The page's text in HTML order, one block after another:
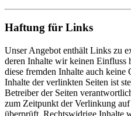
Haftung für Links
Unser Angebot enthält Links zu
deren Inhalte wir keinen Einfluss
diese fremden Inhalte auch keine
Inhalte der verlinkten Seiten ist
Betreiber der Seiten
zum Zeitpunkt der Verlinkung
überprüft. Rechtswidrige Inhalte